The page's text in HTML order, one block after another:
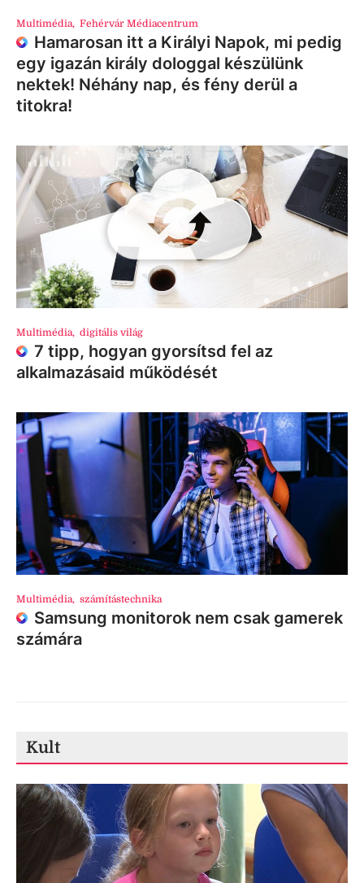
Multimédia, Fehérvár Médiacentrum
Hamarosan itt a Királyi Napok, mi pedig
egy igazán király dologgal készülünk
nektek! Néhány nap, és fény derül a
titokra!
Multimédia, digitális világ
7 tipp, hogyan gyorsítsd fel az
alkalmazásaid működését
Multimédia, számítástechnika
Samsung monitorok nem csak gamerek
számára
Kult